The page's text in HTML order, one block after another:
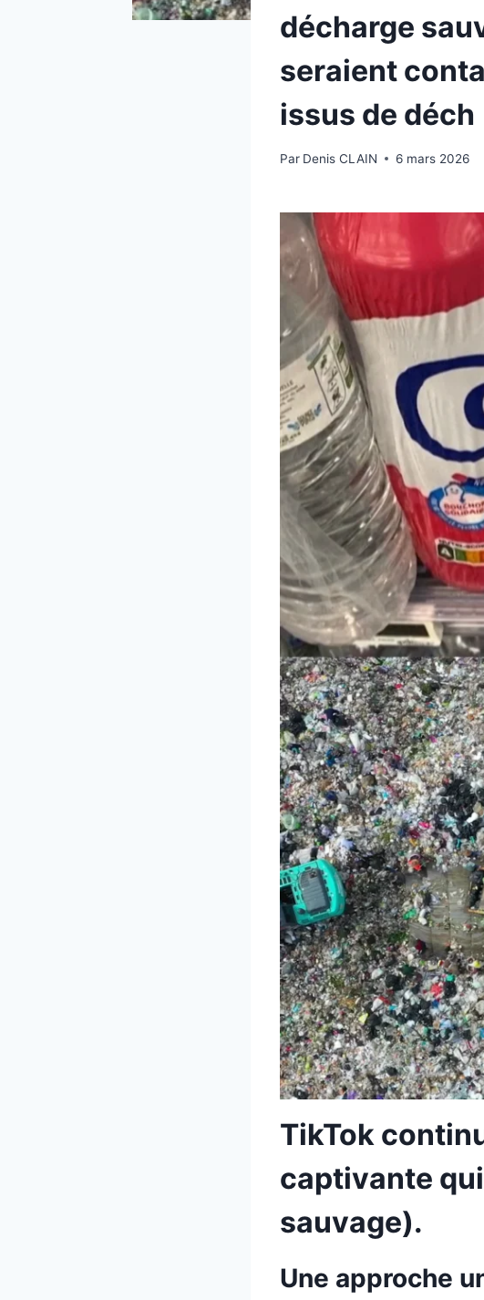
décharge
seraient
issus de déch
Par Denis CLAIN 6 mars 2026
TikTok
captivante
sauvage).
Une approche